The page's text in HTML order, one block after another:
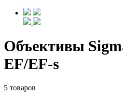
Объективы
EF/EF-s
5 товаров